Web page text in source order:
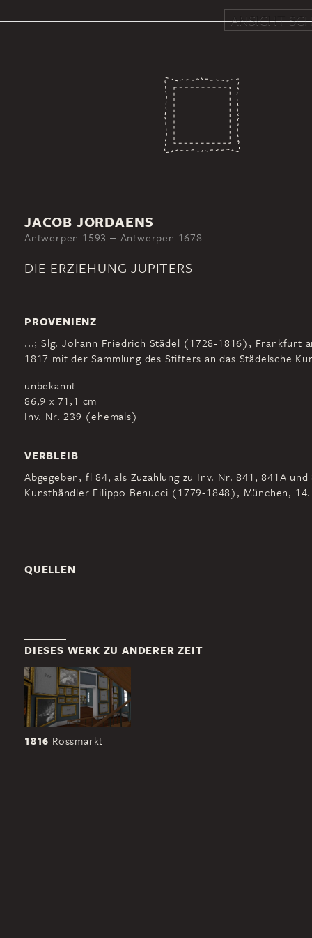
ANSICHT
JACOB JORDAENS
Antwerpen 1593 ‒ Antwerpen 1678
DIE ERZIEHUNG JUPITERS
PROVENIENZ
...; Slg. Johann Friedrich Städel (1728-1816), Frankfurt
1817 mit der Sammlung des Stifters an das Städelsche
unbekannt
86,9 x 71,1 cm
Inv. Nr. 239 (ehemals)
VERBLEIB
Abgegeben, fl 84, als Zuzahlung zu Inv. Nr. 841, 841A
Kunsthändler Filippo Benucci (1779-1848), München,
QUELLEN
DIESES WERK ZU ANDERER ZEIT
1816 Rossmarkt